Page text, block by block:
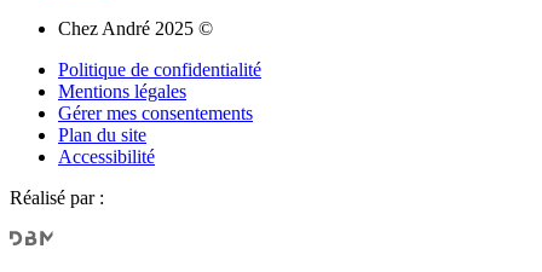
Chez André 2025 ©
Politique de confidentialité
Mentions légales
Gérer mes consentements
Plan du site
Accessibilité
Réalisé par :